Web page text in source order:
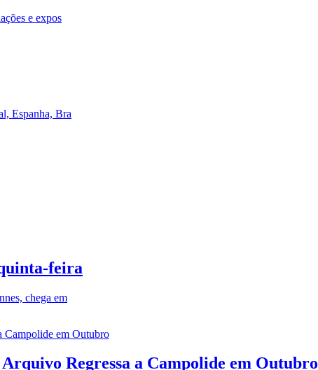
e expos
Espanha, Bra
feira
chega em
Regressa a Campolide em Outubro